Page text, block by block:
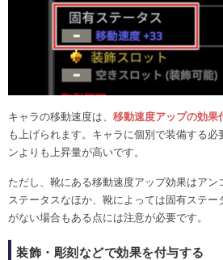
キャラの移動速度は、 移動速度アップの効果
も上げられます。キャラに個別で装備する必
ンよりも上昇量が高いです。
ただし、靴にある移動速度アップ効果はア
ステータスなほか、靴によっては固有ステ
がない場合もある点には注意が必要です。
装飾・彫刻などで効果を付与する